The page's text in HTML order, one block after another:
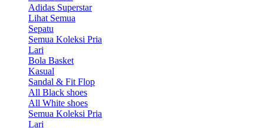
Adidas Superstar
Lihat Semua
Sepatu
Semua Koleksi Pria
Lari
Bola Basket
Kasual
Sandal & Fit Flop
All Black shoes
All White shoes
Semua Koleksi Pria
Lari